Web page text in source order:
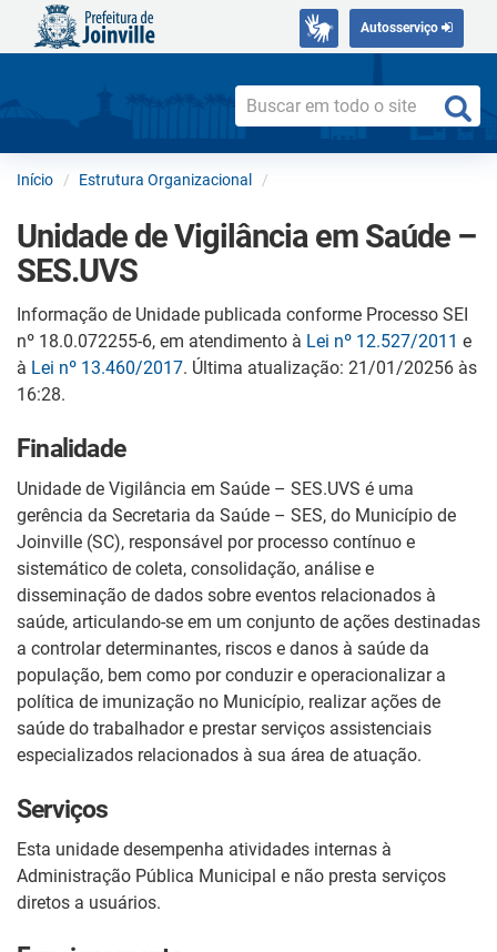
Autosserviço
Início Estrutura Organizacional
Unidade de Vigilância em Saúde –
SES.UVS
Informação de Unidade publicada conforme Processo SEI
nº 18.0.072255-6, em atendimento à Lei nº 12.527/2011 e
à Lei nº 13.460/2017. Última atualização: 21/01/20256 às
16:28.
Finalidade
Unidade de Vigilância em Saúde – SES.UVS é uma
gerência da Secretaria da Saúde – SES, do Município de
Joinville (SC), responsável por processo contínuo e
sistemático de coleta, consolidação, análise e
disseminação de dados sobre eventos relacionados à
saúde, articulando-se em um conjunto de ações destinadas
a controlar determinantes, riscos e danos à saúde da
população, bem como por conduzir e operacionalizar a
política de imunização no Município, realizar ações de
saúde do trabalhador e prestar serviços assistenciais
especializados relacionados à sua área de atuação.
Serviços
Esta unidade desempenha atividades internas à
Administração Pública Municipal e não presta serviços
diretos a usuários.